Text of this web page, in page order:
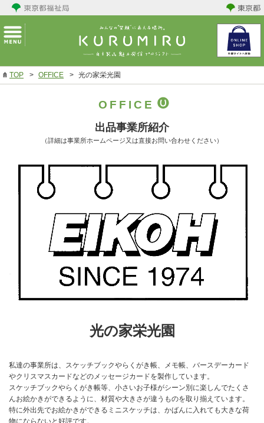
TOP > OFFICE > 光の家栄光園
OFFICE
出品事業所紹介
（詳細は事業所ホームページ又は直接お問い合わせください）
光の家栄光園
私達の事業所は、スケッチブックやらくがき帳、メモ帳、バースデーカード
やクリスマスカードなどのメッセージカードを製作しています。
スケッチブックやらくがき帳等、小さいお子様がシーン別に楽しんでたくさ
んお絵かきができるように、材質や大きさが違うものを取り揃えています。
特に外出先でお絵かきができるミニスケッチは、かばんに入れても大きな荷
物にならないと好評です。